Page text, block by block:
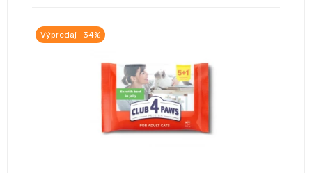
Výpredaj -34%